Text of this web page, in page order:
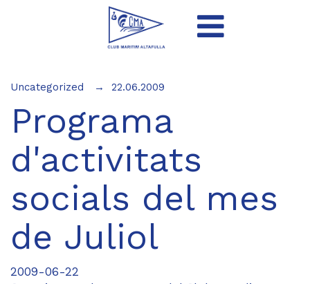
Uncategorized 22.06.2009
Programa
d'activitats
socials del mes
de Juliol
2009-06-22